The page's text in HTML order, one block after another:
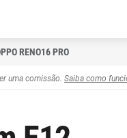
RENO16 PRO
uma comissão. Saiba como